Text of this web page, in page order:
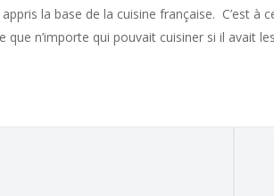
appris la base de la cuisine française. C’est
que n’importe qui pouvait cuisiner si il avait